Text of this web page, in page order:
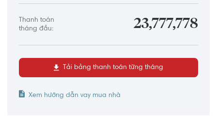
Thanh toán
tháng đầu:
23,777,778
Tải bảng thanh toán từng tháng
Xem hướng dẫn vay mua nhà